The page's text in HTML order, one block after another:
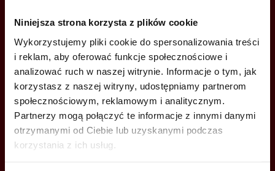
Niniejsza strona korzysta z plików cookie
Wykorzystujemy pliki cookie do spersonalizowania treści
i reklam, aby oferować funkcje społecznościowe i
analizować ruch w naszej witrynie. Informacje o tym, jak
korzystasz z naszej witryny, udostępniamy partnerom
społecznościowym, reklamowym i analitycznym.
Partnerzy mogą połączyć te informacje z innymi danymi
otrzymanymi od Ciebie lub uzyskanymi podczas
korzystania z ich usług.
+48 22 167 04 00
info@officefinder.pl
YOU CAN LEAVE YOUR PHONE NUMBER AND WE WILL CONTACT
YOU